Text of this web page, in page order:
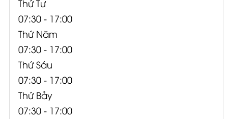
Thứ Tư
07:30 - 17:00
Thứ Năm
07:30 - 17:00
Thứ Sáu
07:30 - 17:00
Thứ Bảy
07:30 - 17:00